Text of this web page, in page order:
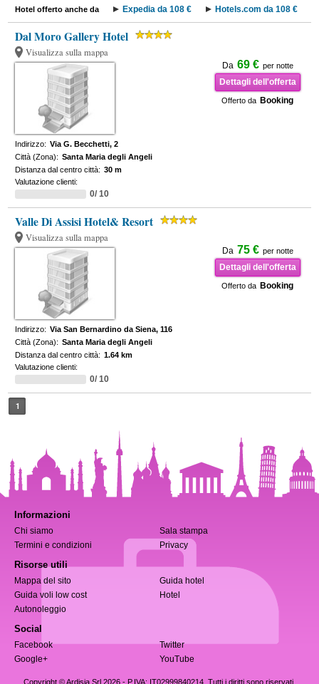
Hotel offerto anche da Expedia da 108 € Hotels.com da 108 €
Dal Moro Gallery Hotel
Visualizza sulla mappa
Da 69 € per notte
Dettagli dell'offerta
Offerto da Booking
Indirizzo: Via G. Becchetti, 2
Città (Zona): Santa Maria degli Angeli
Distanza dal centro città: 30 m
Valutazione clienti:
0/ 10
Valle Di Assisi Hotel& Resort
Visualizza sulla mappa
Da 75 € per notte
Dettagli dell'offerta
Offerto da Booking
Indirizzo: Via San Bernardino da Siena, 116
Città (Zona): Santa Maria degli Angeli
Distanza dal centro città: 1.64 km
Valutazione clienti:
0/ 10
1
Informazioni
Chi siamo
Sala stampa
Termini e condizioni
Privacy
Risorse utili
Mappa del sito
Guida hotel
Guida voli low cost
Hotel
Autonoleggio
Social
Facebook
Twitter
Google+
YouTube
Copyright © Ardisia Srl 2026 - P.IVA: IT02999840214. Tutti i diritti sono riservati.